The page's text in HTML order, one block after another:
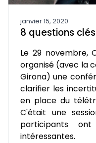
janvier 15, 2020
8 questions
Le 29 novembre,
organisé (avec la
Girona) une
clarifier les
en place du
C'était une
participants
intéressantes.